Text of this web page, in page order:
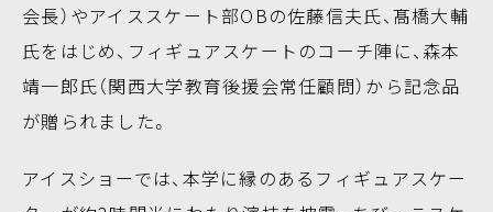
会長）やアイススケート部OBの佐藤信夫氏、髙橋大輔
氏をはじめ、フィギュアスケートのコーチ陣に、森本
靖一郎氏（関西大学教育後援会常任顧問）から記念品
が贈られました。
アイスショーでは、本学に縁のあるフィギュアスケー